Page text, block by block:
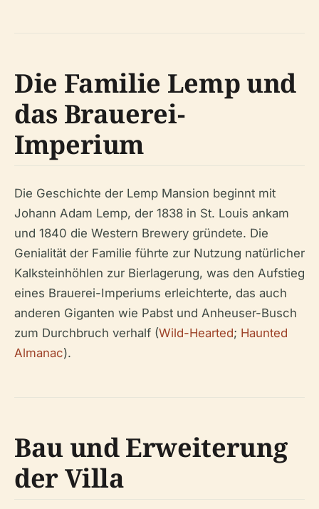
Die Familie Lemp und
das Brauerei-
Imperium
Die Geschichte der Lemp Mansion beginnt mit
Johann Adam Lemp, der 1838 in St. Louis ankam
und 1840 die Western Brewery gründete. Die
Genialität der Familie führte zur Nutzung natürlicher
Kalksteinhöhlen zur Bierlagerung, was den Aufstieg
eines Brauerei-Imperiums erleichterte, das auch
anderen Giganten wie Pabst und Anheuser-Busch
zum Durchbruch verhalf (Wild-Hearted; Haunted
Almanac).
Bau und Erweiterung
der Villa